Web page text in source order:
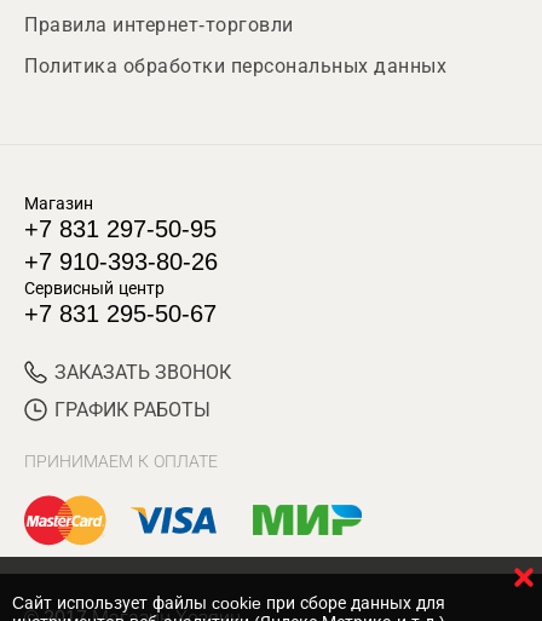
Правила интернет-торговли
Политика обработки персональных данных
Магазин
+7 831 297-50-95
+7 910-393-80-26
Сервисный центр
+7 831 295-50-67
ЗАКАЗАТЬ ЗВОНОК
ГРАФИК РАБОТЫ
ПРИНИМАЕМ К ОПЛАТЕ
Cайт использует файлы cookie при сборе данных для